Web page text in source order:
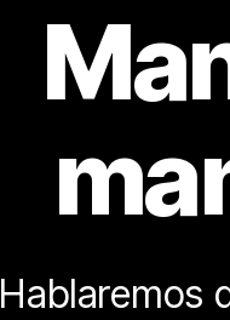
Hablaremos